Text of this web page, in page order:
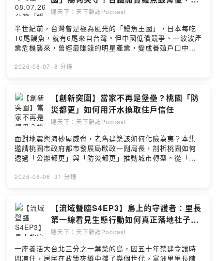
＊姊妹頻道「天下學習」，歡迎搜尋收聽：
＊訂閱天下全閱讀： https://reurl.cc/g7g0EN
＊意見信箱： bill@cw.com.tw
＊「聽天下」清楚分類更好聽，下載天下雜誌App：
https://topic.cw.com.tw/cwapp/applink/cwapp.html
的底氣。 08:11｜為何想把大崎村改造成一座遊戲島？從
懷著忐忑的心向地主提議「在祖產屋頂做溜滑梯」，到獲
得地主一句「注意安全就好」並無償提供空間，見證在地
長輩對年輕人最堅定的支持。 15:08｜剖析團隊如何從
「摸石頭過河」學會放過自己與社區，果斷將客群從旅遊
散客轉型為學團與樂齡客群，找到讓社區安寧、顧客開心
的完美平衡。 21:42｜什麼是「地方韌性」？聊聊創生路
來玩套圈圈、溜滑梯，重新在農村裡找回年輕時的歡笑與
生命力。 【本集金句】 「韌性不是自然產生的，它需要被
鍛鍊。地方創生不只是把老屋變漂亮，而是讓私有宅院在
具備商業營運性的同時，也為在地保留生活的公共性。」
台南官田 🎙️主持人：微笑台灣總監 李佩書 🎙️來賓：大崎村
落創藝基地創辦人 林建叡 🎧製作團隊：張雅媛、邱宇豪
＊立即報名《微笑台灣》2026永續城鄉論壇：
村的希望》：https://pse.is/9as2gw ＊訂閱微笑台灣夏季
SoundOn
日市佔剩5%的崩盤真相
聽天下：天下雜誌Podcast
半世紀前，台灣曾是極為風光的「鰻魚王國」，日本每吃
10尾鰻魚，就有6尾來自台灣。但中國低價競爭、一波波產
業危機襲來，曾經最賺錢的明星產業，變成養殖戶口中的
文：蔡立勳 製作團隊：錢玉紘、鄭子鴻 ＊閱讀零時差，點
＊訂閱天下全閱讀：https://bit.ly/3STpEpV ＊意見信箱：
bill@cw.com.tw --Hosting provided by SoundOn
2026-08-07 · 8 分鐘
【創新突圍】當家不再是堡壘？桃園「防
災都更」如何用汗水換取住戶信任
聽天下：天下雜誌Podcast
面對地震與海砂屋威脅，老舊建築該如何化險為夷？本集
邀請桃園市政府都市發展局歐政一副局長，剖析桃園如何
透過「公辦都更」與「防災都更」推動城市轉型。從「市
都中心以不到10人的精簡團隊，成功將卡關數十年的正光
的桃園經驗！ 【聽完這集你會知道】 02:18｜都更類型大
不同： 解析拆除重建、整建維護（拉皮）與防災都更的差
異，翻轉「老屋一定要拆除」的刻板印象。 05:08｜住都
中心的信任工程： 「市府訂政策、住都中心做執行」，透
過成立駐點工作站與深度陪伴，大幅降低民眾心防。
10:00｜在地溝通神器「頭人制度」： 發掘里長、地政士
2026-08-06 · 31 分鐘
【流域聲臨S4EP3】島上的守護者：里長
第一線看見生態行動如何真正落地社子
島？
聽天下：天下雜誌Podcast
一座養活大台北三分之一葉菜的島，因五十年禁建令讓時
間凍住，居民在政策夾縫中撐了幾個世代。富洲里里長陳